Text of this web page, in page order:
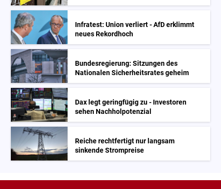
Infratest: Union verliert - AfD erklimmt
neues Rekordhoch
Bundesregierung: Sitzungen des
Nationalen Sicherheitsrates geheim
Dax legt geringfügig zu - Investoren
sehen Nachholpotenzial
Reiche rechtfertigt nur langsam
sinkende Strompreise